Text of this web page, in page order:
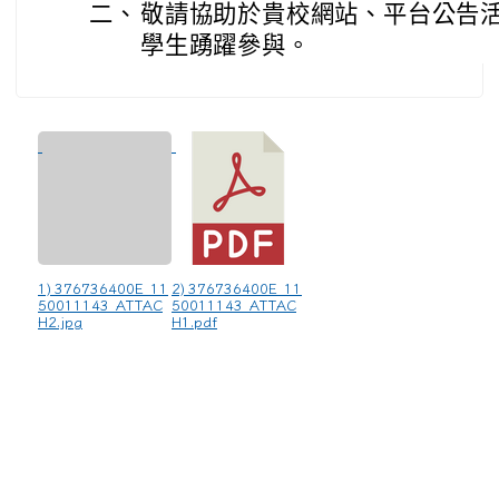
二、 敬請協助於貴校網站、平台公告
學生踴躍參與。
1) 376736400E_11
50011143_ATTAC
H2.jpg
2) 376736400E_11
50011143_ATTAC
H1.pdf